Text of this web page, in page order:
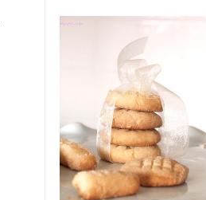
BISCOTTI DI
MAIONESE
No, non sono impazzita. Non
ho preso troppo sole senza
cappello, ne' troppo caldo
giardino. Non s...